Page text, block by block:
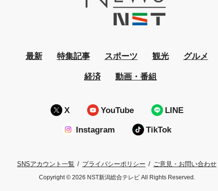
最新 特集記事 スポーツ 観光 グルメ
経済 動画・番組
X YouTube LINE
Instagram TikTok
SNSアカウント一覧 プライバシーポリシー ご意見・お問い合わせ
Copyright © 2026 NST新潟総合テレビ All Rights Reserved.